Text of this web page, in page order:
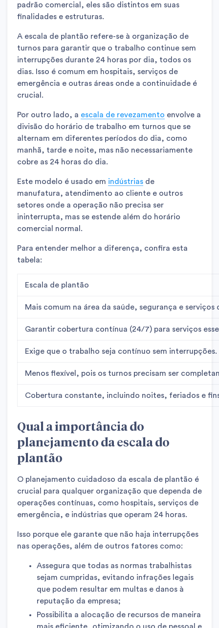
padrão comercial, eles são distintos em suas
finalidades e estruturas.
A escala de plantão refere-se à organização de
turnos para garantir que o trabalho continue sem
interrupções durante 24 horas por dia, todos os
dias. Isso é comum em hospitais, serviços de
emergência e outras áreas onde a continuidade é
crucial.
Por outro lado, a escala de revezamento envolve a
divisão do horário de trabalho em turnos que se
alternam em diferentes períodos do dia, como
manhã, tarde e noite, mas não necessariamente
cobre as 24 horas do dia.
Este modelo é usado em indústrias de
manufatura, atendimento ao cliente e outros
setores onde a operação não precisa ser
ininterrupta, mas se estende além do horário
comercial normal.
Para entender melhor a diferença, confira esta
tabela:
Escala de plantão
Mais comum na área da saúde, segurança e
Garantir cobertura contínua (24/7) para serviços
Exige que o trabalho seja contínuo sem interrupções.
Menos flexível, pois os turnos precisam ser
Cobertura constante, incluindo noites, feriados e
Qual a importância do
planejamento da escala do
plantão
O planejamento cuidadoso da escala de plantão é
crucial para qualquer organização que dependa de
operações contínuas, como hospitais, serviços de
emergência, e indústrias que operam 24 horas.
Isso porque ele garante que não haja interrupções
nas operações, além de outros fatores como:
Assegura que todas as normas trabalhistas
sejam cumpridas, evitando infrações legais
que podem resultar em multas e danos à
reputação da empresa;
Possibilita a alocação de recursos de maneira
mais eficiente, otimizando o uso de pessoal e